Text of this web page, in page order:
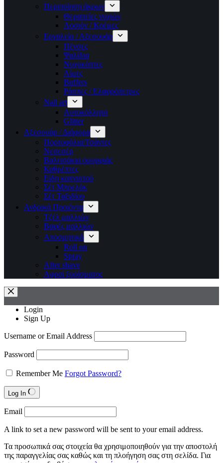
Περιποίηση άκρων
Θεραπείες νυχιών
Λοσιόν / Κρέμες
Εργαλεία / Αξεσουάρ
Πένσες
Ψαλίδια
Νυχοκόπτες
Λίμες
Buffers
Ράσπες / Ελαφρόπετρες
Nail art
Αυτοκόλλητα
Glitter
Αξεσουάρ / Διάφορα
Πορτοφόλια/Τσάντες
Νεσεσέρ
Βαλιτσάκια ομορφιάς
Καθρέπτες
Είδη καπνιστού
Σέτ Μπρελόκ
Σέτ Ταξιδίου
Ανδρικά Προιόντα
Τζέλ μαλλιών
Βαφές μαλλιών
Αποσμητικά
Roll on
Spray
After shave
Αφροί ξυρίσματος
Login
Sign Up
Username or Email Address
Password
Remember Me Forgot Password?
Log In
Email
A link to set a new password will be sent to your email address.
Τα προσωπικά σας στοιχεία θα χρησιμοποιηθούν για την αποστολή
της παραγγελίας σας καθώς και τη πλοήγηση σας στη σελίδα. Για